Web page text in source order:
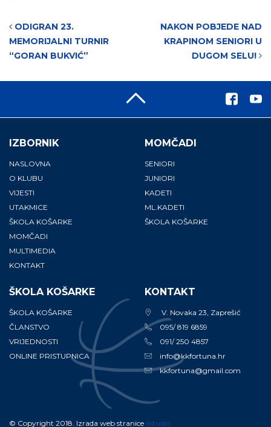
Post navigation
ODIGRAN 23.
MEMORIJALNI TURNIR
“GORAN BUKVIĆ”
NAKON POBJEDE NAD
KRAPINOM SENIORI U
DUGOM SELU!
IZBORNIK
NASLOVNA
O KLUBU
VIJESTI
UTAKMICE
ŠKOLA KOŠARKE
MOMČADI
MULTIMEDIA
KONTAKT
MOMČADI
SENIORI
JUNIORI
KADETI
ML.KADETI
ŠKOLA KOŠARKE
ŠKOLA KOŠARKE
ŠKOLA KOŠARKE
ČLANSTVO
VRIJEDNOSTI
ONLINE PRISTUPNICA
KONTAKT
V. Novaka 23, Zaprešić
095/ 819 6859
091/ 250 4857
info@kkfortuna.hr
kkfortuna@gmail.com
© Copyright 2018. Izrada web stranice ilstudio